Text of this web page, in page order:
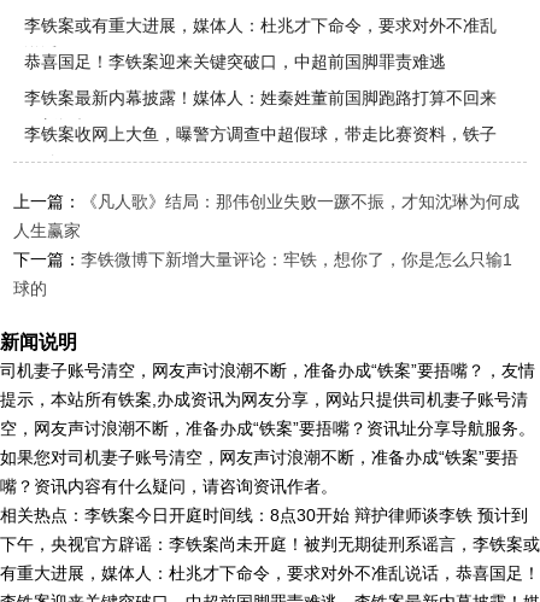
李铁案或有重大进展，媒体人：杜兆才下命令，要求对外不准乱
说话
恭喜国足！李铁案迎来关键突破口，中超前国脚罪责难逃
李铁案最新内幕披露！媒体人：姓秦姓董前国脚跑路打算不回来
了新闻频
李铁案收网上大鱼，曝警方调查中超假球，带走比赛资料，铁子
不妙
上一篇：
《凡人歌》结局：那伟创业失败一蹶不振，才知沈琳为何成
人生赢家
下一篇：李铁微博下新增大量评论：牢铁，想你了，你是怎么只输1
球的
新闻说明
司机妻子账号清空，网友声讨浪潮不断，准备办成“铁案”要捂嘴？，友情
提示，本站所有铁案,办成资讯为网友分享，网站只提供司机妻子账号清
空，网友声讨浪潮不断，准备办成“铁案”要捂嘴？资讯址分享导航服务。
如果您对司机妻子账号清空，网友声讨浪潮不断，准备办成“铁案”要捂
嘴？资讯内容有什么疑问，请咨询资讯作者。
相关热点：李铁案今日开庭时间线：8点30开始 辩护律师谈李铁 预计到
下午，央视官方辟谣：李铁案尚未开庭！被判无期徒刑系谣言，李铁案或
有重大进展，媒体人：杜兆才下命令，要求对外不准乱说话，恭喜国足！